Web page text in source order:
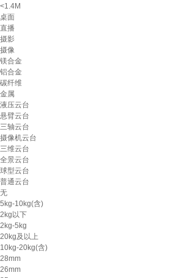
<1.4M
桌面
直播
摄影
摄像
镁合金
铝合金
碳纤维
金属
液压云台
悬臂云台
三轴云台
摄像机云台
三维云台
全景云台
球型云台
普通云台
无
5kg-10kg(含)
2kg以下
2kg-5kg
20kg及以上
10kg-20kg(含)
28mm
26mm